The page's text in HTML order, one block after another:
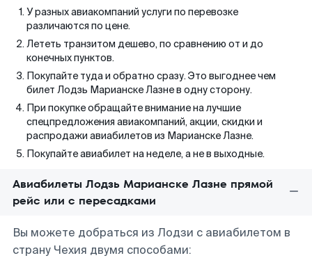
У разных авиакомпаний услуги по перевозке
различаются по цене.
Лететь транзитом дешево, по сравнению от и до
конечных пунктов.
Покупайте туда и обратно сразу. Это выгоднее чем
билет Лодзь Марианске Лазне в одну сторону.
При покупке обращайте внимание на лучшие
спецпредложения авиакомпаний, акции, скидки и
распродажи авиабилетов из Марианске Лазне.
Покупайте авиабилет на неделе, а не в выходные.
Авиабилеты Лодзь Марианске Лазне прямой
рейс или с пересадками
Вы можете добраться из Лодзи с авиабилетом в
страну Чехия двумя способами: